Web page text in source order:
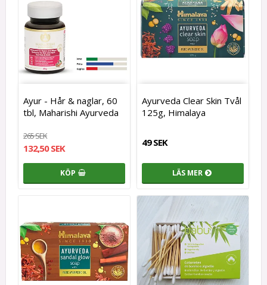
Ayur - Hår & naglar, 60
tbl, Maharishi Ayurveda
265 SEK
132,50 SEK
KÖP
Ayurveda Clear Skin Tvål
125g, Himalaya
49 SEK
LÄS MER